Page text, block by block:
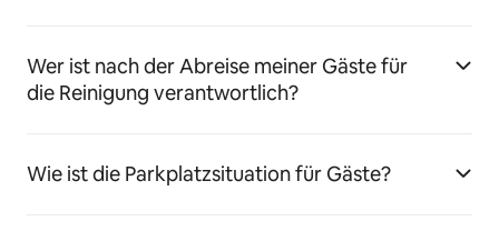
Wer ist nach der Abreise meiner Gäste für
die Reinigung verantwortlich?
Wie ist die Parkplatzsituation für Gäste?